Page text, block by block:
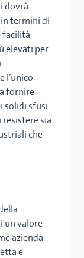
dovrà
termini di
facilità
elevati per
l’unico
fornire
solidi sfusi
sia
che
un valore
azienda
e